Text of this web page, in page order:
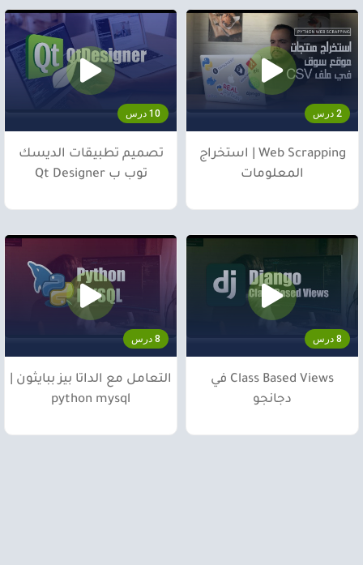
2 درس
Web Scrapping | استخراج
المعلومات
10 درس
تصميم تطبيقات الديسك
توب ب Qt Designer
8 درس
Class Based Views في
دجانجو
8 درس
التعامل مع الداتا بيز ببايثون |
python mysql